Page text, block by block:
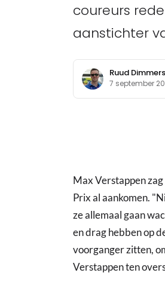
coureurs
aanstichter
Ruud Dimmers
7 september
Max Verstappen
Prix al aankomen.
ze allemaal gaan
en drag hebben op
voorganger zitten,
Verstappen ten